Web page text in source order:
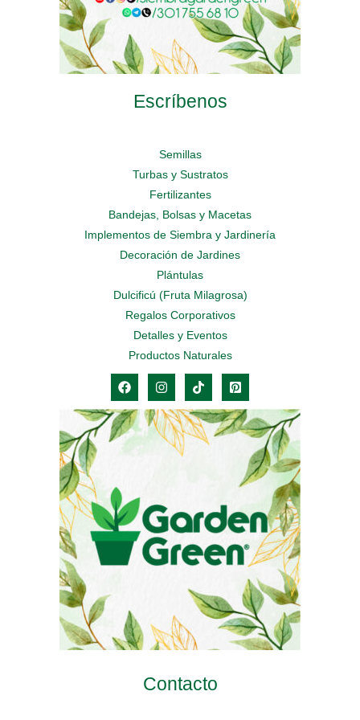
Escríbenos
Semillas
Turbas y Sustratos
Fertilizantes
Bandejas, Bolsas y Macetas
Implementos de Siembra y Jardinería
Decoración de Jardines
Plántulas
Dulcificú (Fruta Milagrosa)
Regalos Corporativos
Detalles y Eventos
Productos Naturales
Contacto